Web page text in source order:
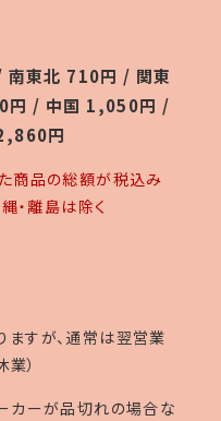
東北 710円 / 関東
円 / 中国 1,050円 /
円
商品の総額が税込み
離島は除く
すが、通常は翌営業
）
カーが品切れの場合な